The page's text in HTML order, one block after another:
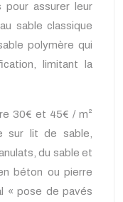
pour assurer leur
sable classique
polymère qui
limitant la
30€ et 45€ / m²
sur lit de sable,
du sable et
béton ou pierre
« pose de pavés